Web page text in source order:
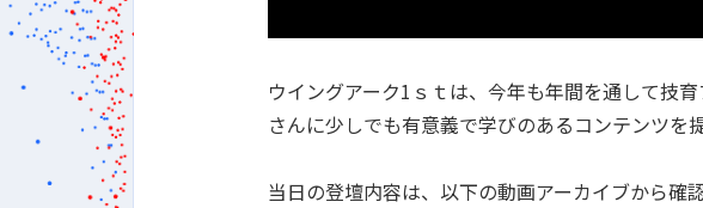
ウイングアーク1ｓｔは、今年も年間を通して技
さんに少しでも有意義で学びのあるコンテンツ
当日の登壇内容は、以下の動画アーカイブから確